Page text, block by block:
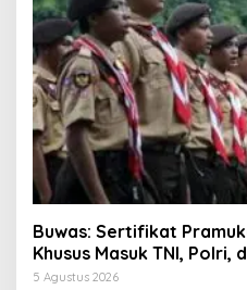
Buwas: Sertifikat
Khusus Masuk TNI, Polri,
5 Agustus 2026